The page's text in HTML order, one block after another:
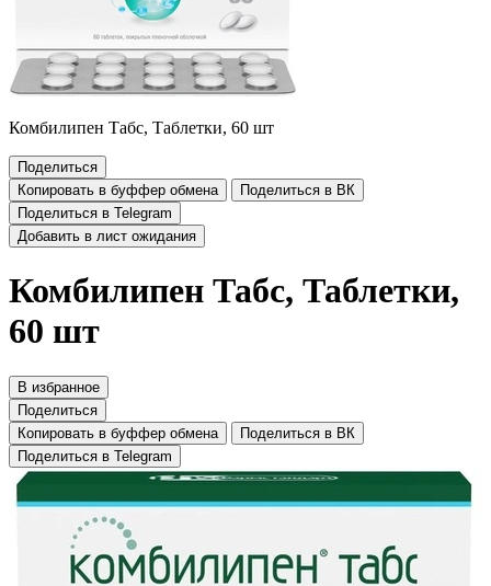
Комбилипен Табс, Таблетки, 60 шт
Поделиться
Копировать в буффер обмена
Поделиться в ВК
Поделиться в Telegram
Добавить в лист ожидания
Комбилипен Табс, Таблетки,
60 шт
В избранное
Поделиться
Копировать в буффер обмена
Поделиться в ВК
Поделиться в Telegram